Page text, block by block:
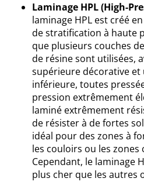
Laminage HPL (High-
laminage HPL est créé
de stratification à haute
que plusieurs couches
de résine sont utilisées,
supérieure décorative et
inférieure, toutes
pression extrêmement
laminé extrêmement
de résister à de fortes
idéal pour des zones à
les couloirs ou les zones
Cependant, le laminage
plus cher que les autres